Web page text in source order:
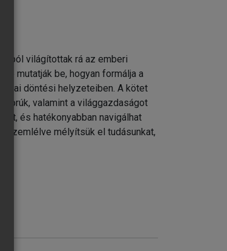
világítottak rá az emberi
mutatják be, hogyan formálja a
döntési helyzeteiben. A kötet
valamint a világgazdaságot
és hatékonyabban navigálhat
szemlélve mélyítsük el tudásunkat,